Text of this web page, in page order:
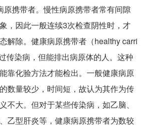
原携带者。慢性病原携带者常有间隙
，因此一般连续3次检查阴性时，才
解除。健康病原携带者（healthy carri
传染病，但能排出病原体的人。这种
靠化验方法才能检出。一般健康病原
数量较少，时间短，故认为其作为传
不大。但对于某些传染病，如乙脑、
乙型肝炎等，健康病原携带者为数较